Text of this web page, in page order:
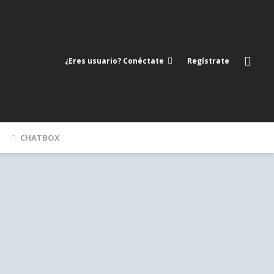
¿Eres usuario? Conéctate Regístrate
CHATBOX